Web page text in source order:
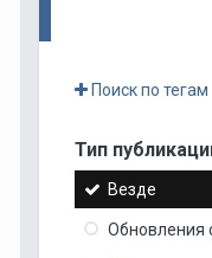
Поиск по тегам
Тип
Везде
Обновления